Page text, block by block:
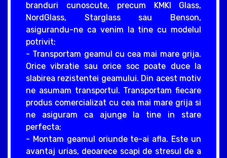
branduri cunoscute, precum KMKI Glass,
NordGlass, Starglass sau Benson,
asigurandu-ne ca venim la tine cu modelul
potrivit;
- Transportam geamul cu cea mai mare grija.
Orice vibratie sau orice soc poate duce la
slabirea rezistentei geamului. Din acest motiv
ne asumam transportul. Transportam fiecare
produs comercializat cu cea mai mare grija si
ne asiguram ca ajunge la tine in stare
perfecta;
- Montam geamul oriunde te-ai afla. Este un
avantaj urias, deoarece scapi de stresul de a